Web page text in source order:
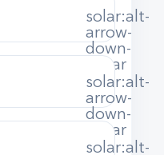
solar:alt-
arrow-
down-
linear
solar:alt-
arrow-
down-
linear
solar:alt-